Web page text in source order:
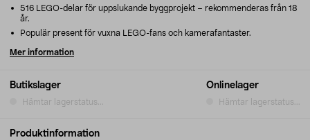
Butikslager
Hämtar lagerstatus...
Onlinelager
Hämtar lagerstatus...
516 LEGO-delar för uppslukande byggprojekt – rekommenderas från 18
år.
Populär present för vuxna LEGO-fans och kamerafantaster.
Mer information
Produktinformation